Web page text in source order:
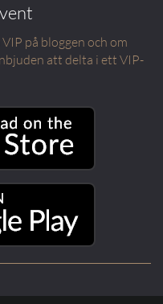
på bloggen och om
att delta i ett VIP-